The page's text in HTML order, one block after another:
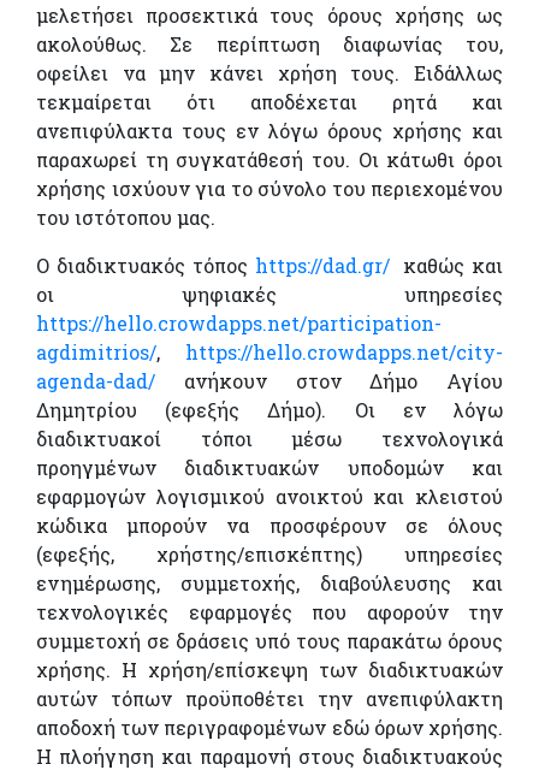
μελετήσει προσεκτικά τους όρους χρήσης ως
ακολούθως. Σε περίπτωση διαφωνίας του,
οφείλει να μην κάνει χρήση τους. Ειδάλλως
τεκμαίρεται ότι αποδέχεται ρητά και
ανεπιφύλακτα τους εν λόγω όρους χρήσης και
παραχωρεί τη συγκατάθεσή του. Οι κάτωθι όροι
χρήσης ισχύουν για το σύνολο του περιεχομένου
του ιστότοπου μας.
Ο διαδικτυακός τόπος https://dad.gr/καθώς και
οι ψηφιακές υπηρεσίες
https://hello.crowdapps.net/participation-
agdimitrios/, https://hello.crowdapps.net/city-
agenda-dad/ ανήκουν στον Δήμο Αγίου
Δημητρίου (εφεξής Δήμο). Οι εν λόγω
διαδικτυακοί τόποι μέσω τεχνολογικά
προηγμένων διαδικτυακών υποδομών και
εφαρμογών λογισμικού ανοικτού και κλειστού
κώδικα μπορούν να προσφέρουν σε όλους
(εφεξής, χρήστης/επισκέπτης) υπηρεσίες
ενημέρωσης, συμμετοχής, διαβούλευσης και
τεχνολογικές εφαρμογές που αφορούν την
συμμετοχή σε δράσεις υπό τους παρακάτω όρους
χρήσης. Η χρήση/επίσκεψη των διαδικτυακών
αυτών τόπων προϋποθέτει την ανεπιφύλακτη
αποδοχή των περιγραφομένων εδώ όρων χρήσης.
Η πλοήγηση και παραμονή στους διαδικτυακούς